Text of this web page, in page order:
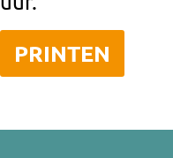
PRINTEN